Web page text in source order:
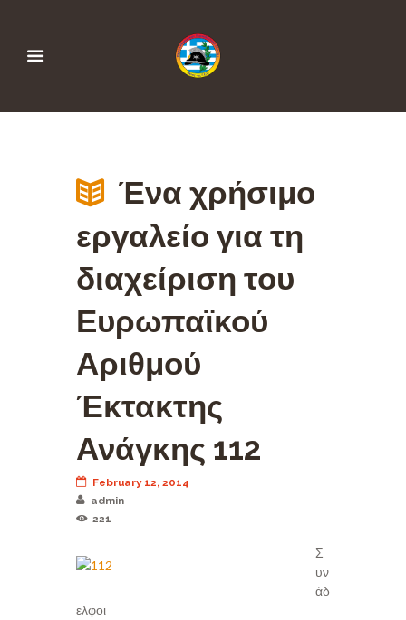
Ένα χρήσιμο
εργαλείο για τη
διαχείριση του
Ευρωπαϊκού
Αριθμού
Έκτακτης
Ανάγκης 112
February 12, 2014
admin
221
Σ
υν
άδ
ελφοι